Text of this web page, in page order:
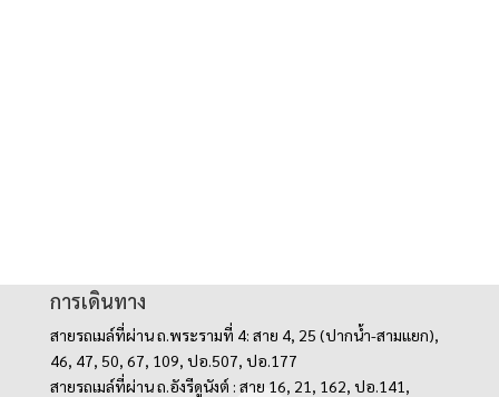
การเดินทาง
สายรถเมล์ที่ผ่าน ถ.พระรามที่ 4: สาย 4, 25 (ปากน้ำ-สามแยก),
46, 47, 50, 67, 109, ปอ.507, ปอ.177
สายรถเมล์ที่ผ่าน ถ.อังรีดูนังต์ : สาย 16, 21, 162, ปอ.141,